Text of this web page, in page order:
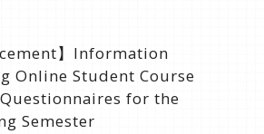
】Information
Online Student Course
for the
Semester